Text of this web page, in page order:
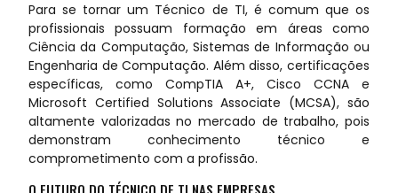
Para se tornar um Técnico de TI, é comum que os
profissionais possuam formação em áreas como
Ciência da Computação, Sistemas de Informação ou
Engenharia de Computação. Além disso, certificações
específicas, como CompTIA A+, Cisco CCNA e
Microsoft Certified Solutions Associate (MCSA), são
altamente valorizadas no mercado de trabalho, pois
demonstram conhecimento técnico e
comprometimento com a profissão.
O FUTURO DO TÉCNICO DE TI NAS EMPRESAS